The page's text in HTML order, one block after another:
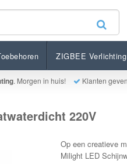
ZIGBEE Verlichting
. Morgen in huis! Klanten
220V
Op een creatieve
Milight LED